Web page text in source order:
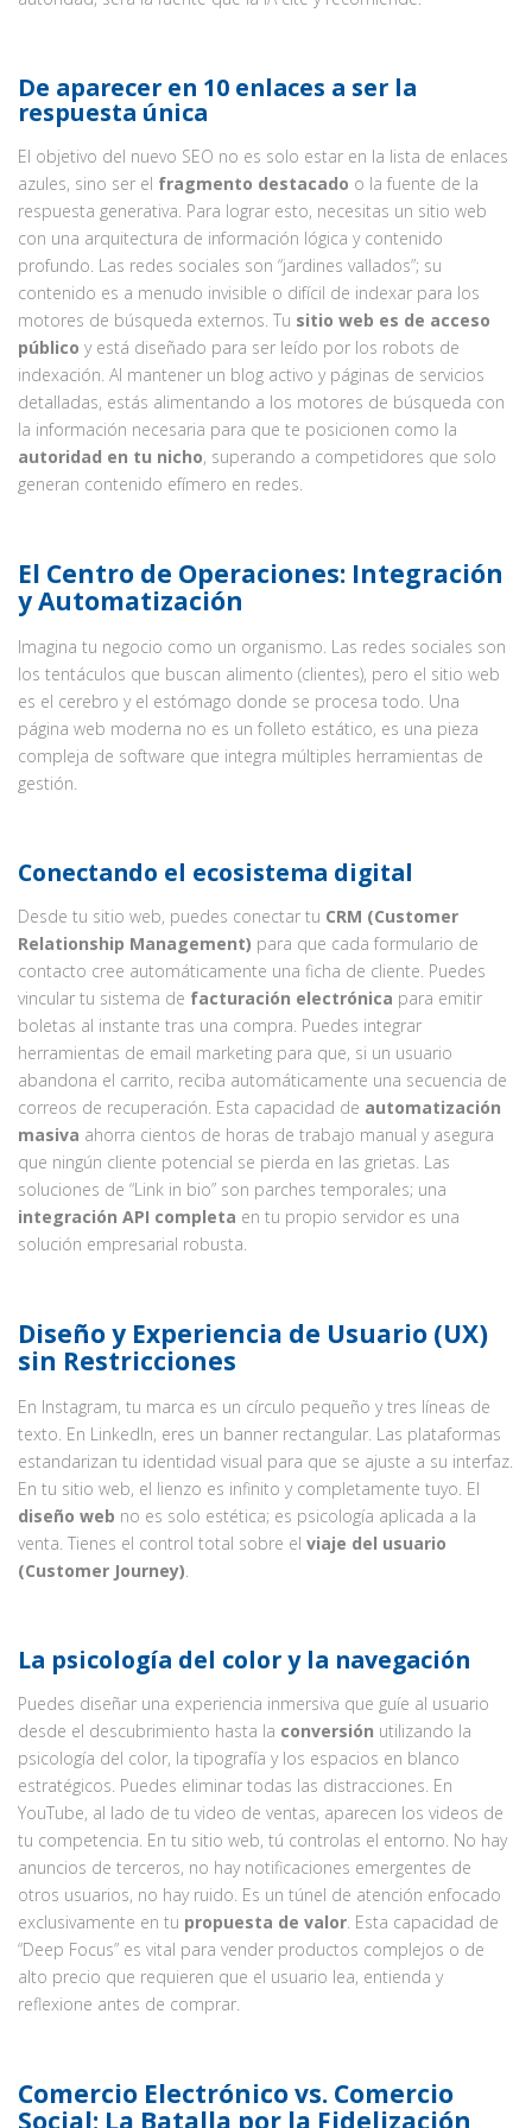
De aparecer en 10 enlaces a ser la
respuesta única
El objetivo del nuevo SEO no es solo estar en la lista de enlaces
azules, sino ser el fragmento destacado o la fuente de la
respuesta generativa. Para lograr esto, necesitas un sitio web
con una arquitectura de información lógica y contenido
profundo. Las redes sociales son “jardines vallados”; su
contenido es a menudo invisible o difícil de indexar para los
motores de búsqueda externos. Tu sitio web es de acceso
público y está diseñado para ser leído por los robots de
indexación. Al mantener un blog activo y páginas de servicios
detalladas, estás alimentando a los motores de búsqueda con
la información necesaria para que te posicionen como la
autoridad en tu nicho, superando a competidores que solo
generan contenido efímero en redes.
El Centro de Operaciones: Integración
y Automatización
Imagina tu negocio como un organismo. Las redes sociales son
los tentáculos que buscan alimento (clientes), pero el sitio web
es el cerebro y el estómago donde se procesa todo. Una
página web moderna no es un folleto estático, es una pieza
compleja de software que integra múltiples herramientas de
gestión.
Conectando el ecosistema digital
Desde tu sitio web, puedes conectar tu CRM (Customer
Relationship Management) para que cada formulario de
contacto cree automáticamente una ficha de cliente. Puedes
vincular tu sistema de facturación electrónica para emitir
boletas al instante tras una compra. Puedes integrar
herramientas de email marketing para que, si un usuario
abandona el carrito, reciba automáticamente una secuencia de
correos de recuperación. Esta capacidad de automatización
masiva ahorra cientos de horas de trabajo manual y asegura
que ningún cliente potencial se pierda en las grietas. Las
soluciones de “Link in bio” son parches temporales; una
integración API completa en tu propio servidor es una
solución empresarial robusta.
Diseño y Experiencia de Usuario (UX)
sin Restricciones
En Instagram, tu marca es un círculo pequeño y tres líneas de
texto. En LinkedIn, eres un banner rectangular. Las plataformas
estandarizan tu identidad visual para que se ajuste a su interfaz.
En tu sitio web, el lienzo es infinito y completamente tuyo. El
diseño web no es solo estética; es psicología aplicada a la
venta. Tienes el control total sobre el viaje del usuario
(Customer Journey)
La psicología del color y la navegación
Puedes diseñar una experiencia inmersiva que guíe al usuario
desde el descubrimiento hasta la conversión utilizando la
psicología del color, la tipografía y los espacios en blanco
estratégicos. Puedes eliminar todas las distracciones. En
YouTube, al lado de tu video de ventas, aparecen los videos de
tu competencia. En tu sitio web, tú controlas el entorno. No hay
anuncios de terceros, no hay notificaciones emergentes de
otros usuarios, no hay ruido. Es un túnel de atención enfocado
exclusivamente en tu propuesta de valor . Esta capacidad de
“Deep Focus” es vital para vender productos complejos o de
alto precio que requieren que el usuario lea, entienda y
reflexione antes de comprar.
Comercio Electrónico vs. Comercio
Social: La Batalla por la Fidelización